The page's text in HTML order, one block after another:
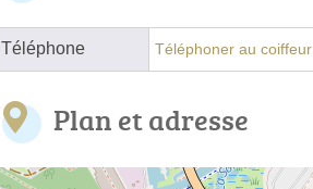
Téléphone Téléphoner au coiffeur
Plan et adresse